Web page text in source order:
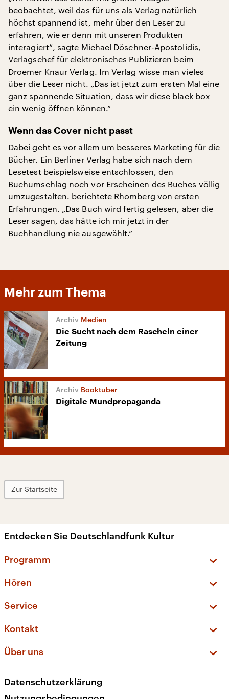
beobachtet, weil das für uns als Verlag natürlich
höchst spannend ist, mehr über den Leser zu
erfahren, wie er denn mit unseren Produkten
interagiert“, sagte Michael Döschner-Apostolidis,
Verlagschef für elektronisches Publizieren beim
Droemer Knaur Verlag. Im Verlag wisse man vieles
über die Leser nicht. „Das ist jetzt zum ersten Mal eine
ganz spannende Situation, dass wir diese black box
ein wenig öffnen können.“
Wenn das Cover nicht passt
Dabei geht es vor allem um besseres Marketing für die
Bücher. Ein Berliner Verlag habe sich nach dem
Lesetest beispielsweise entschlossen, den
Buchumschlag noch vor Erscheinen des Buches völlig
umzugestalten. berichtete Rhomberg von ersten
Erfahrungen. „Das Buch wird fertig gelesen, aber die
Leser sagen, das hätte ich mir jetzt in der
Buchhandlung nie ausgewählt.“
Mehr zum Thema
Medien
Die Sucht nach dem Rascheln einer
Zeitung
Booktuber
Digitale Mundpropaganda
Zur Startseite
Entdecken Sie Deutschlandfunk Kultur
Programm
Sendungen und Podcasts
Musikliste
Kakadu – Das Kinderprogramm
Hören
Frequenzen (UKW + DAB+)
Service
FAQ
Apps
Newsletter
Veranstaltungen
Kontakt
Social Media
Über uns
Presse
Datenschutzerklärung